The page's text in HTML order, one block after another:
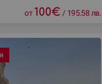
неподходящ
от 100€ / 195.58 лв.